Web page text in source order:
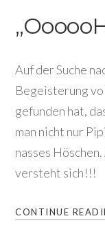
Auf der Suche
Begeisterung
gefunden hat,
man nicht nur
nasses
versteht sich!!!
CONTINUE